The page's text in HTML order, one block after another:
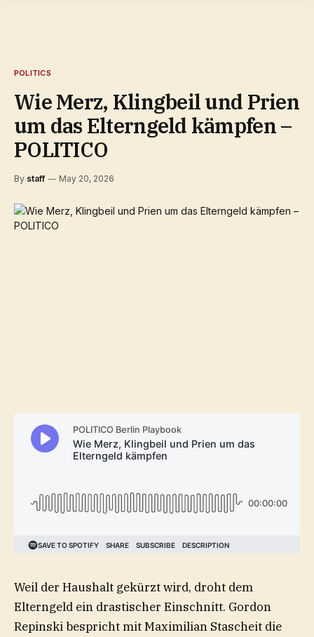
POLITICS
Wie Merz, Klingbeil und Prien
um das Elterngeld kämpfen –
POLITICO
By staff May 20, 2026
Weil der Haushalt gekürzt wird, droht dem
Elterngeld ein drastischer Einschnitt. Gordon
Repinski bespricht mit Maximilian Stascheit die